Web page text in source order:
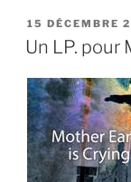
PUBLIÉ
LE
15 DÉCEMBRE
Un LP. pour